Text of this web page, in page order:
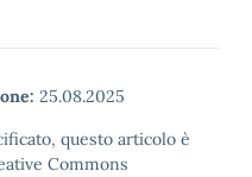
25.08.2025
questo articolo è
Commons